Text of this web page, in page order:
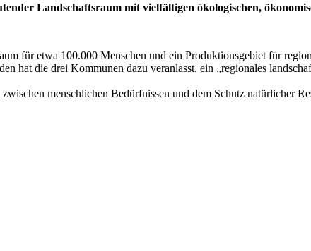
Landschaftsraum mit vielfältigen ökologischen,
für etwa 100.000 Menschen und ein Produktionsgebiet für
hat die drei Kommunen dazu veranlasst, ein „regionales
menschlichen Bedürfnissen und dem Schutz natürlicher